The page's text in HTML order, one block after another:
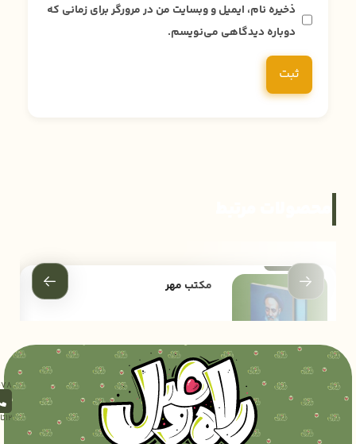
ذخیره نام، ایمیل و وبسایت من در مرورگر برای زمانی که
دوباره دیدگاهی می‌نویسم.
مکتب مهر
تومان
12تا18)